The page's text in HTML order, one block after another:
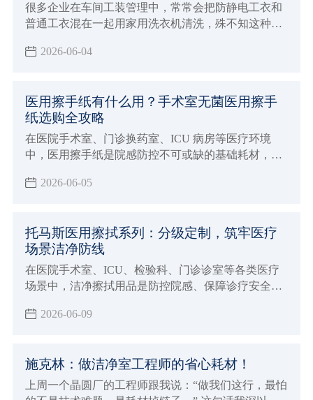
很多企业在车间工装管理中，常常会把防静电工衣和
普通工衣混在一起用家用洗衣机清洗，殊不知这种看
效，甚至引发电子元件损坏、粉尘爆炸等严重生产事
2026-06-04
医用擦手纸有什么用？手术室无菌医用擦手
纸选购全攻略
在医院手术室、门诊换药室、ICU 病房等医疗环境
中，医用擦手纸是院感防控不可或缺的基础耗材，看
护、患者日常健康防护的关键屏障。
2026-06-05
托马斯医用擦拭系列：分级定制，筑牢医疗
场景洁净防线
在医院手术室、ICU、检验科、门诊诊室等各类医疗
场景中，洁净擦拭用品是防控院感、保障诊疗安全的
质不达标，极易造成创面感染、器械污染等风险。
2026-06-09
施克林：做洁净室工程师的省心耗材！
上周一个晶圆厂的工程师跟我说：“做我们这行，最怕